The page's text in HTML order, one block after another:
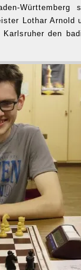
Lothar Arnold
den